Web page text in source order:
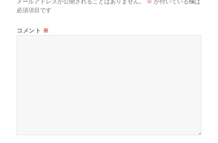
ー
シ
ン
必須項目です
コメント ※